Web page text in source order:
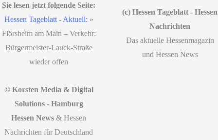
Sie lesen jetzt folgende Seite:
Hessen Tageblatt - Aktuell: »
Flörsheim am Main – Verkehr:
Bürgermeister-Lauck-Straße
wieder offen
(c) Hessen Tageblatt - Hessen
Nachrichten
Das aktuelle Hessenmagazin
und Hessen News
© Korsten Media & Digital
Solutions - Hamburg
Hessen News & Hessen
Nachrichten für Deutschland